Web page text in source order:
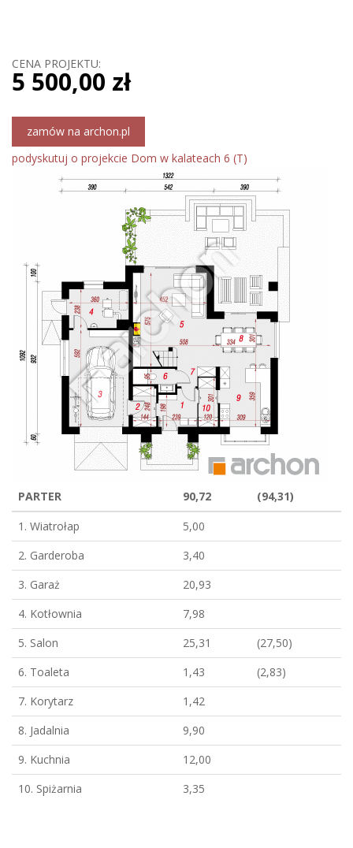
CENA PROJEKTU:
5 500,00 zł
zamów na archon.pl
podyskutuj o projekcie Dom w kalateach 6 (T)
PARTER 90,72
(94,31)
1. Wiatrołap
5,00
2. Garderoba
3,40
3. Garaż
20,93
4. Kotłownia
7,98
5. Salon
25,31
(27,50)
6. Toaleta
1,43
(2,83)
7. Korytarz
1,42
8. Jadalnia
9,90
9. Kuchnia
12,00
10. Spiżarnia
3,35